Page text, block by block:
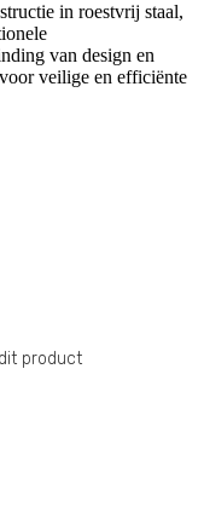
in roestvrij staal,
van design en
veilige en efficiënte
product